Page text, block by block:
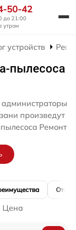
50-42
до 21:00
утром
устройств
пылесоса
произведут
Ремонт
Цена